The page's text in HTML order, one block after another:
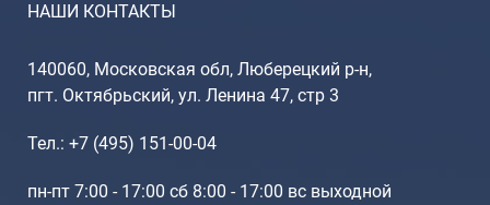
Ранцы школьные
Рюкзаки детские
Рюкзаки туристические
Рюкзаки на колесах
НАШИ КОНТАКТЫ
140060, Московская обл, Люберецкий р-н,
пгт. Октябрьский, ул. Ленина 47, стр 3
Тел.: +7 (495) 151-00-04
пн-пт 7:00 - 17:00 сб 8:00 - 17:00 вс выходной